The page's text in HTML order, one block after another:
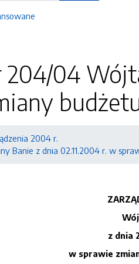
204/04
2004 r.
Banie z dnia 02.11.2004 r. w
z dnia
w sprawie